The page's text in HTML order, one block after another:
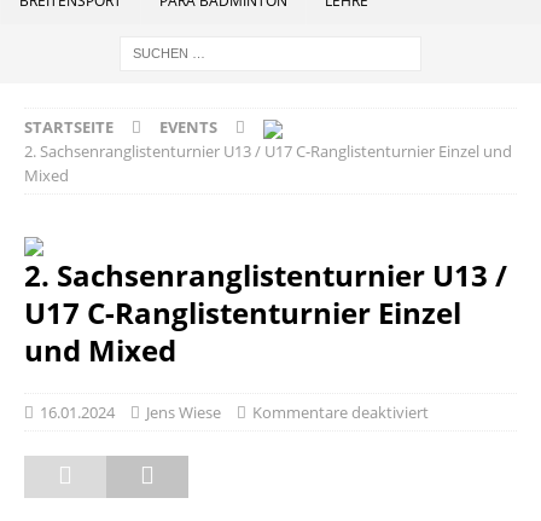
STARTSEITE
EVENTS
2. Sachsenranglistenturnier U13 / U17 C-Ranglistenturnier Einzel und
Mixed
2. Sachsenranglistenturnier U13 /
U17 C-Ranglistenturnier Einzel
und Mixed
16.01.2024 Jens Wiese Kommentare deaktiviert